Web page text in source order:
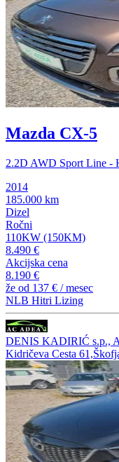
Mazda CX-5
2.2D AWD Sport Line
2014
185.000 km
Dizel
Ročni
110KW (150KM)
8.490 €
Akcijska cena
8.190 €
že od 137 € / mesec
NLB Hitri Lizing
DENIS KADIRIĆ s.p.,
Kidričeva Cesta